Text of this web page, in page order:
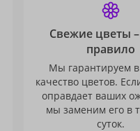
Свежие цветы
правило
Мы гарантируем
качество цветов.
оправдает ваших
мы заменим его в
суток.